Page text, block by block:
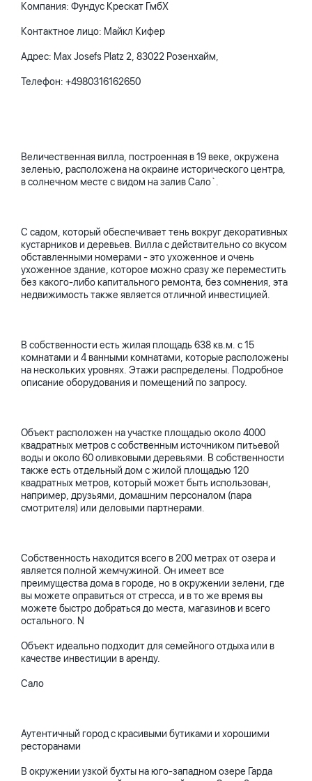
Компания: Фундус Крескат ГмбХ
Контактное лицо: Майкл Кифер
Адрес: Max Josefs Platz 2, 83022 Розенхайм,
Телефон: +4980316162650
Величественная вилла, построенная в 19 веке, окружена
зеленью, расположена на окраине исторического центра,
в солнечном месте с видом на залив Сало`.
С садом, который обеспечивает тень вокруг декоративных
кустарников и деревьев. Вилла с действительно со вкусом
обставленными номерами - это ухоженное и очень
ухоженное здание, которое можно сразу же переместить
без какого-либо капитального ремонта, без сомнения, эта
недвижимость также является отличной инвестицией.
В собственности есть жилая площадь 638 кв.м. с 15
комнатами и 4 ванными комнатами, которые расположены
на нескольких уровнях. Этажи распределены. Подробное
описание оборудования и помещений по запросу.
Объект расположен на участке площадью около 4000
квадратных метров с собственным источником питьевой
воды и около 60 оливковыми деревьями. В собственности
также есть отдельный дом с жилой площадью 120
квадратных метров, который может быть использован,
например, друзьями, домашним персоналом (пара
смотрителя) или деловыми партнерами.
Собственность находится всего в 200 метрах от озера и
является полной жемчужиной. Он имеет все
преимущества дома в городе, но в окружении зелени, где
вы можете оправиться от стресса, и в то же время вы
можете быстро добраться до места, магазинов и всего
остального. N
Объект идеально подходит для семейного отдыха или в
качестве инвестиции в аренду.
Сало
Аутентичный город с красивыми бутиками и хорошими
ресторанами
В окружении узкой бухты на юго-западном озере Гарда